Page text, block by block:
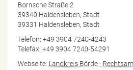
Bornsche Straße 2
39340 Haldensleben, Stadt
39331 Haldensleben, Stadt
Telefon: +49 3904 7240-4243
Telefax: +49 3904 7240-54291
Webseite: Landkreis Börde -